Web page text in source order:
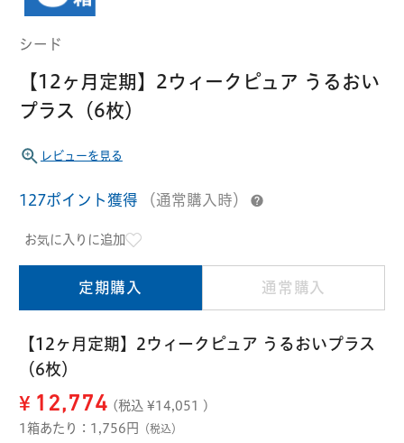
ケア用品
アイミー
オフテクス
Myクーポン
ご利用案内
シード
【12ヶ月定期】2ウィークピュア うるおい
プラス（6枚）
レビューを見る
127ポイント獲得 （通常購入時）
お気に入りに追加
定期購入 通常購入
【12ヶ月定期】2ウィークピュア うるおいプラス
（6枚）
¥ 12,774 (税込 ¥14,051 )
1箱あたり：1,756円
（税込）